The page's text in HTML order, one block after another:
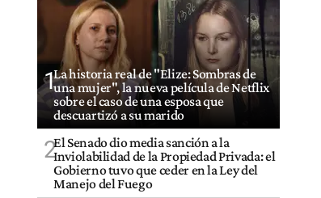
1La historia real de "Elize: Sombras de
una mujer", la nueva película de Netflix
sobre el caso de una esposa que
descuartizó a su marido
2El Senado dio media sanción a la
Inviolabilidad de la Propiedad Privada: el
Gobierno tuvo que ceder en la Ley del
Manejo del Fuego